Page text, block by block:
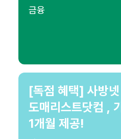
금융
[독점 혜택] 사방
도매리스트닷컴 ,
1개월 제공!